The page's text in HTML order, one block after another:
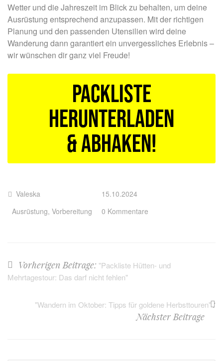
Wetter und die Jahreszeit im Blick zu behalten, um deine
Ausrüstung entsprechend anzupassen. Mit der richtigen
Planung und den passenden Utensilien wird deine
Wanderung dann garantiert ein unvergessliches Erlebnis –
wir wünschen dir ganz viel Freude!
Packliste
herunterladen
& abhaken!
Valeska
Ausrüstung, Vorbereitung
15.10.2024
0 Kommentare
Vorherigen Beitrage: "Packliste Hütten- und
Mehrtagestour: Das darf nicht fehlen"
"Wandern im Oktober: Tipps für goldene Herbsttouren":
Nächster Beitrage